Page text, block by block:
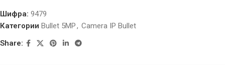
Шифра: 9479
Категории Bullet 5MP, Camera IP Bullet
Share: